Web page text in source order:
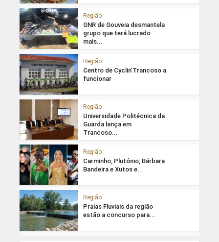
Região
GNR de Gouveia desmantela
grupo que terá lucrado
mais...
Região
Centro de Cyclin’Trancoso a
funcionar
Região
Universidade Politécnica da
Guarda lança em
Trancoso...
Região
Carminho, Plutónio, Bárbara
Bandeira e Xutos e...
Região
Praias Fluviais da região
estão a concurso para...